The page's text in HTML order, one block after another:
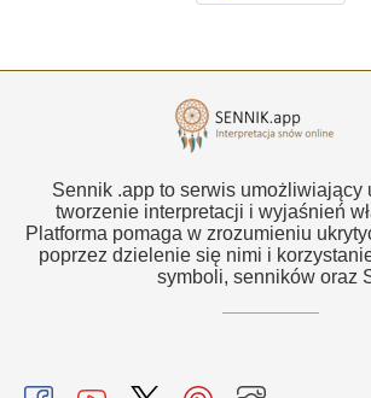
Sennik .app to serwis umożliwiający
tworzenie interpretacji i wyjaśnień
Platforma pomaga w zrozumieniu
poprzez dzielenie się nimi i
symboli, senników oraz